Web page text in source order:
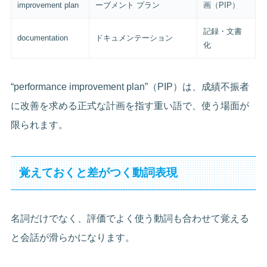
improvement plan
ーブメント プラン
画（PIP）
documentation ドキュメンテーション
記録・文書
化
“performance improvement plan”（PIP）は、成績不振者
に改善を求める正式な計画を指す重い語で、使う場面が
限られます。
覚えておくと差がつく動詞表現
名詞だけでなく、評価でよく使う動詞も合わせて覚える
と会話が滑らかになります。